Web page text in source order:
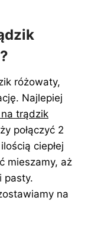
różowaty,
Najlepiej
trądzik
połączyć 2
ciepłej
mieszamy, aż
pasty.
na